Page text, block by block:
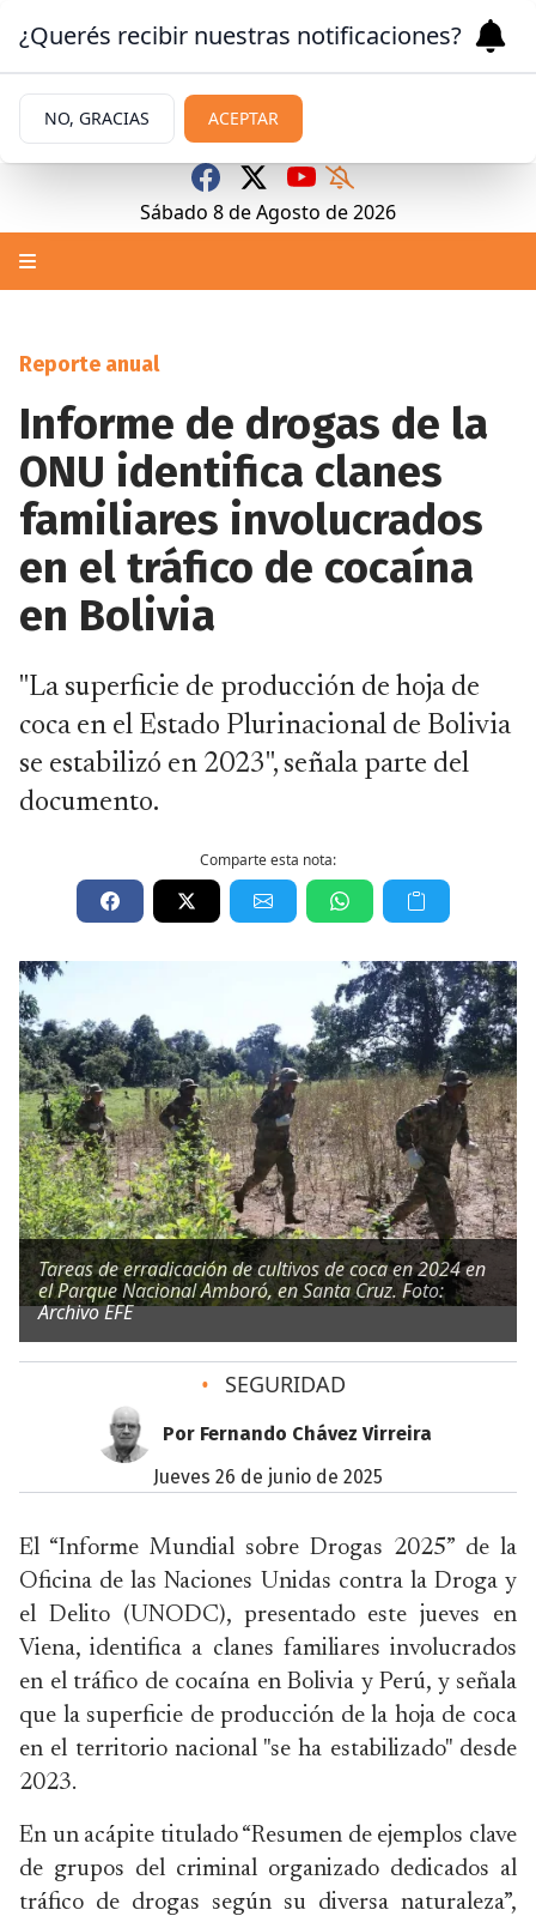
Sábado 8deAgosto de 2026
Reporte anual
Informe de drogas de la
ONU identifica clanes
familiares involucrados
en el tráfico de cocaína
en Bolivia
"La superficie de producción de hoja de
coca en el Estado Plurinacional de Bolivia
se estabilizó en 2023", señala parte del
documento.
Comparte esta nota:
Tareas de erradicación de cultivos de coca en 2024 en
el Parque Nacional Amboró, en Santa Cruz. Foto:
Archivo EFE
• SEGURIDAD
Por Fernando Chávez Virreira
jueves 26 de junio de 2025
El “Informe Mundial sobre Drogas 2025” de la
Oficina de las Naciones Unidas contra la Droga y
el Delito (UNODC), presentado este jueves en
Viena, identifica a clanes familiares involucrados
en el tráfico de cocaína en Bolivia y Perú, y señala
que la superficie de producción de la hoja de coca
en el territorio nacional "se ha estabilizado" desde
2023.
En un acápite titulado “Resumen de ejemplos clave
de grupos del criminal organizado dedicados al
tráfico de drogas según su diversa naturaleza”,
¿Querés recibir nuestras notificaciones?
NO, GRACIAS ACEPTAR